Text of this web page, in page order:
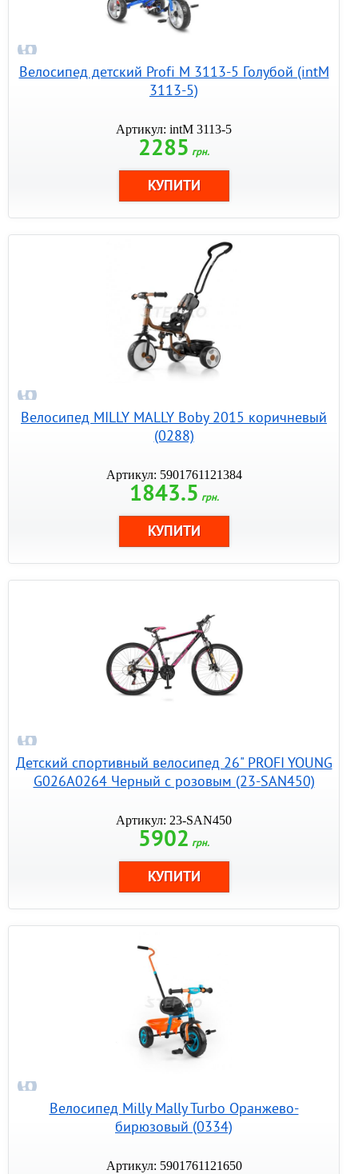
Велосипед детский Profi M 3113-5 Голубой (intM
3113-5)
Артикул: intM 3113-5
2285 грн.
Велосипед MILLY MALLY Boby 2015 коричневый
(0288)
Артикул: 5901761121384
1843.5 грн.
Детский спортивный велосипед 26" PROFI YOUNG
G026A0264 Черный с розовым (23-SAN450)
Артикул: 23-SAN450
5902 грн.
Велосипед Milly Mally Turbo Оранжево-
бирюзовый (0334)
Артикул: 5901761121650